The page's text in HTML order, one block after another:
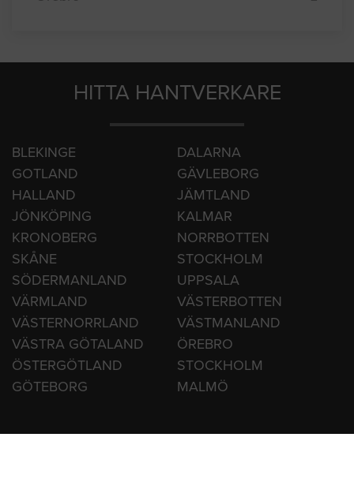
Uppsala
Örebro
HITTA HANTVERKARE
BLEKINGE
DALARNA
GOTLAND
GÄVLEBORG
HALLAND
JÄMTLAND
JÖNKÖPING
KALMAR
KRONOBERG
NORRBOTTEN
SKÅNE
STOCKHOLM
SÖDERMANLAND
UPPSALA
VÄRMLAND
VÄSTERBOTTEN
VÄSTERNORRLAND
VÄSTMANLAND
ÖSTERGÖTLAND
STOCKHOLM